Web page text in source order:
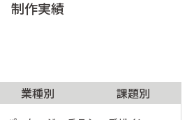
制作実績
業種別 課題別